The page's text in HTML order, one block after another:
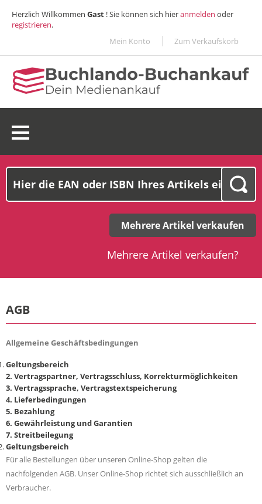
Herzlich Willkommen Gast ! Sie können sich hieranmelden oder
registrieren.
Mein Konto
Zum Verkaufskorb
Mehrere Artikel verkaufen
Mehrere Artikel verkaufen?
AGB
Allgemeine Geschäftsbedingungen
Geltungsbereich
2. Vertragspartner, Vertragsschluss, Korrekturmöglichkeiten
3. Vertragssprache, Vertragstextspeicherung
4. Lieferbedingungen
5. Bezahlung
6. Gewährleistung und Garantien
7. Streitbeilegung
Geltungsbereich
Für alle Bestellungen über unseren Online-Shop gelten die
nachfolgenden AGB. Unser Online-Shop richtet sich ausschließlich an
Verbraucher.